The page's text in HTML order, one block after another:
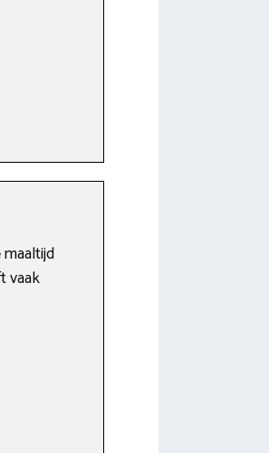
vaak